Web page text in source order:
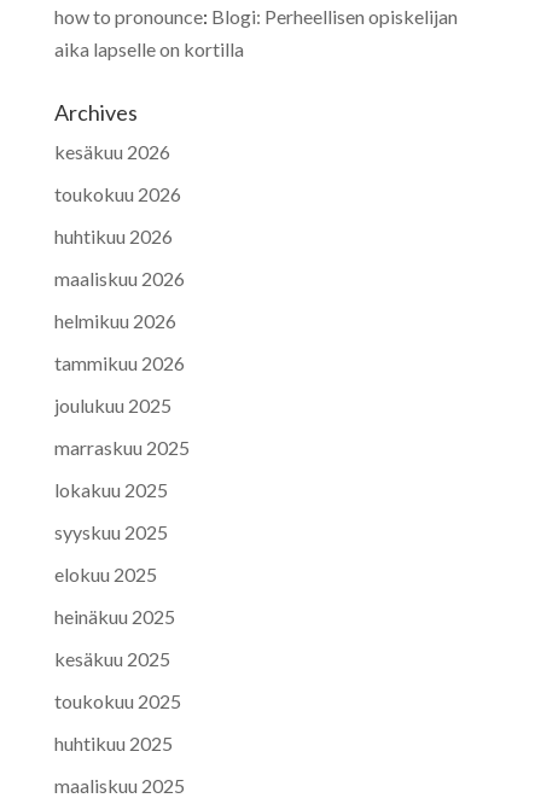
how to pronounce: Blogi: Perheellisen opiskelijan
aika lapselle on kortilla
Archives
kesäkuu 2026
toukokuu 2026
huhtikuu 2026
maaliskuu 2026
helmikuu 2026
tammikuu 2026
joulukuu 2025
marraskuu 2025
lokakuu 2025
syyskuu 2025
elokuu 2025
heinäkuu 2025
kesäkuu 2025
toukokuu 2025
huhtikuu 2025
maaliskuu 2025